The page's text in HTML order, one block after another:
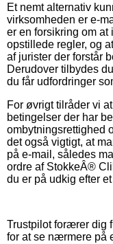
Et nemt alternativ
virksomheden er e-
er en forsikring om
opstillede regler, og
af jurister der forstår
Derudover tilbydes
du får udfordringer
For øvrigt tilråder vi
betingelser der har
ombytningsrettighed
det også vigtigt, at
på e-mail, således
ordre af StokkeÂ®
du er på udkig efter
Trustpilot forærer dig
for at se nærmere på